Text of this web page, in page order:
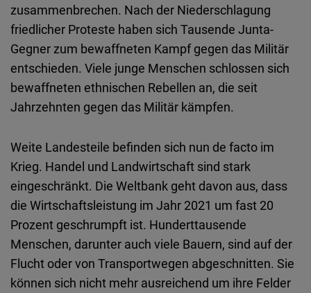
zusammenbrechen. Nach der Niederschlagung
friedlicher Proteste haben sich Tausende Junta-
Gegner zum bewaffneten Kampf gegen das Militär
entschieden. Viele junge Menschen schlossen sich
bewaffneten ethnischen Rebellen an, die seit
Jahrzehnten gegen das Militär kämpfen.
Weite Landesteile befinden sich nun de facto im
Krieg. Handel und Landwirtschaft sind stark
eingeschränkt. Die Weltbank geht davon aus, dass
die Wirtschaftsleistung im Jahr 2021 um fast 20
Prozent geschrumpft ist. Hunderttausende
Menschen, darunter auch viele Bauern, sind auf der
Flucht oder von Transportwegen abgeschnitten. Sie
können sich nicht mehr ausreichend um ihre Felder
D.Vinci
Embed
Typeform
Embed